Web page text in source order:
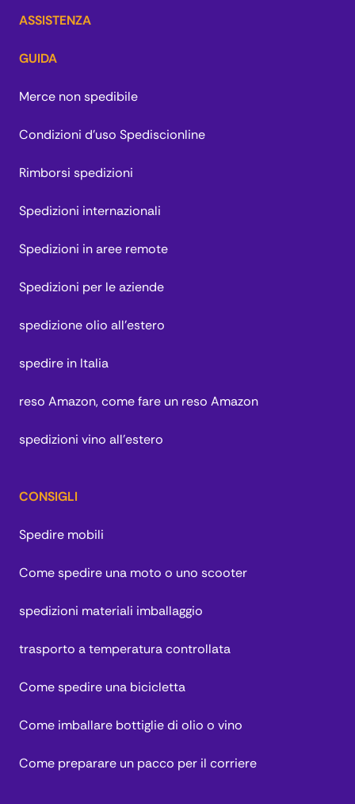
ASSISTENZA
GUIDA
Merce non spedibile
Condizioni d'uso Spediscionline
Rimborsi spedizioni
Spedizioni internazionali
Spedizioni in aree remote
Spedizioni per le aziende
spedizione olio all'estero
spedire in Italia
reso Amazon, come fare un reso Amazon
spedizioni vino all'estero
CONSIGLI
Spedire mobili
Come spedire una moto o uno scooter
spedizioni materiali imballaggio
trasporto a temperatura controllata
Come spedire una bicicletta
Come imballare bottiglie di olio o vino
Come preparare un pacco per il corriere